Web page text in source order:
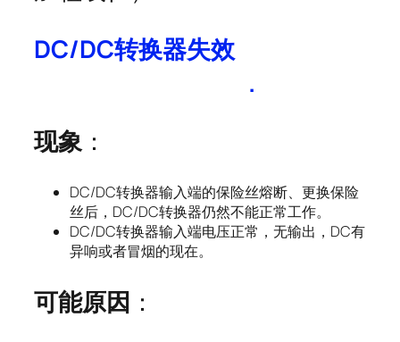
DC/DC转换器失效
.
现象：
DC/DC转换器输入端的保险丝熔断、更换保险
丝后，DC/DC转换器仍然不能正常工作。
DC/DC转换器输入端电压正常，无输出，DC有
异响或者冒烟的现在。
可能原因 ：